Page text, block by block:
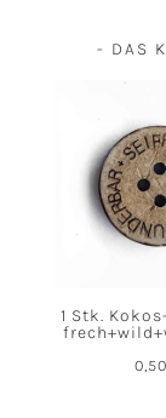
- DAS
1 Stk.
0,50